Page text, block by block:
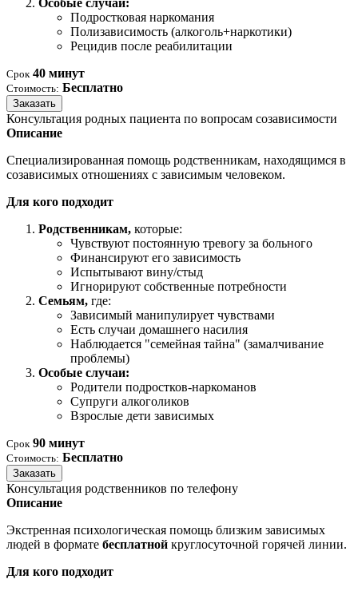
Особые случаи:
Подростковая наркомания
Полизависимость (алкоголь+наркотики)
Рецидив после реабилитации
Срок 40 минут
Стоимость: Бесплатно
Заказать
Консультация родных пациента по вопросам созависимости
Описание
Специализированная помощь родственникам, находящимся в
созависимых отношениях с зависимым человеком.
Для кого подходит
Родственникам, которые:
Чувствуют постоянную тревогу за больного
Финансируют его зависимость
Испытывают вину/стыд
Игнорируют собственные потребности
Семьям, где:
Зависимый манипулирует чувствами
Есть случаи домашнего насилия
Наблюдается "семейная тайна" (замалчивание
проблемы)
Особые случаи:
Родители подростков-наркоманов
Супруги алкоголиков
Взрослые дети зависимых
Срок 90 минут
Стоимость: Бесплатно
Заказать
Консультация родственников по телефону
Описание
Экстренная психологическая помощь близким зависимых
людей в формате бесплатной круглосуточной горячей линии.
Для кого подходит